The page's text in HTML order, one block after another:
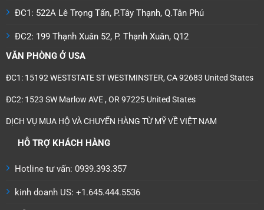
ĐC1: 522A Lê Trọng Tấn, P.Tây Thạnh, Q.Tân Phú
ĐC2: 199 Thạnh Xuân 52, P. Thạnh Xuân, Q12
VĂN PHÒNG Ở USA
ĐC1: 15192 WESTSTATE ST WESTMINSTER, CA 92683 United States
ĐC2: 1523 SW Marlow AVE , OR 97225 United States
DỊCH VỤ MUA HỘ VÀ CHUYỂN HÀNG TỪ MỸ VỀ VIỆT NAM
HỖ TRỢ KHÁCH HÀNG
Hotline tư vấn: 0939.393.357
kinh doanh US: +1.645.444.5536